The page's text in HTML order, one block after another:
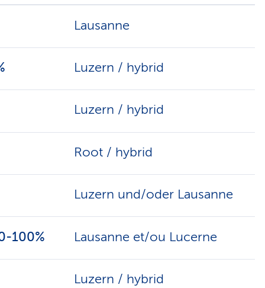
Lausanne
Luzern / hybrid
Luzern / hybrid
Root / hybrid
Luzern und/oder Lausanne
100% Lausanne et/ou Lucerne
Luzern / hybrid